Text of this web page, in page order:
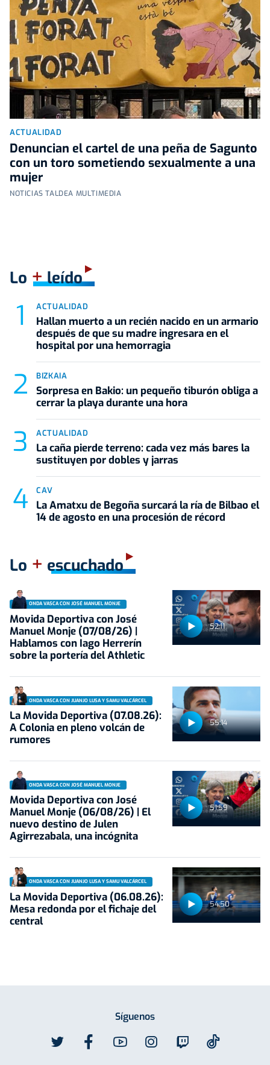
ACTUALIDAD
Denuncian el cartel de una peña de Sagunto
con un toro sometiendo sexualmente a una
mujer
NOTICIAS TALDEA MULTIMEDIA
Lo +leído
ACTUALIDAD
Hallan muerto a un recién nacido en un armario
después de que su madre ingresara en el
hospital por una hemorragia
BIZKAIA
Sorpresa en Bakio: un pequeño tiburón obliga a
cerrar la playa durante una hora
ACTUALIDAD
La caña pierde terreno: cada vez más bares la
sustituyen por dobles y jarras
CAV
La Amatxu de Begoña surcará la ría de Bilbao el
14 de agosto en una procesión de récord
Lo + escuchado
52:11
ONDA VASCA CON JOSÉ MANUEL MONJE
Movida Deportiva con José
Manuel Monje (07/08/26) |
Hablamos con Iago Herrerín
sobre la portería del Athletic
55:14
ONDA VASCA CON JUANJO LUSA Y SAMU VALCÁRCEL
La Movida Deportiva (07.08.26):
A Colonia en pleno volcán de
rumores
51:59
ONDA VASCA CON JOSÉ MANUEL MONJE
Movida Deportiva con José
Manuel Monje (06/08/26) | El
nuevo destino de Julen
Agirrezabala, una incógnita
54:50
ONDA VASCA CON JUANJO LUSA Y SAMU VALCÁRCEL
La Movida Deportiva (06.08.26):
Mesa redonda por el fichaje del
central
Síguenos